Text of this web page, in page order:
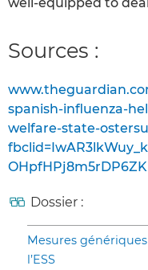
Sources :
spanish-influenza-
welfare-state-
Dossier :
Mesures
l’ESS